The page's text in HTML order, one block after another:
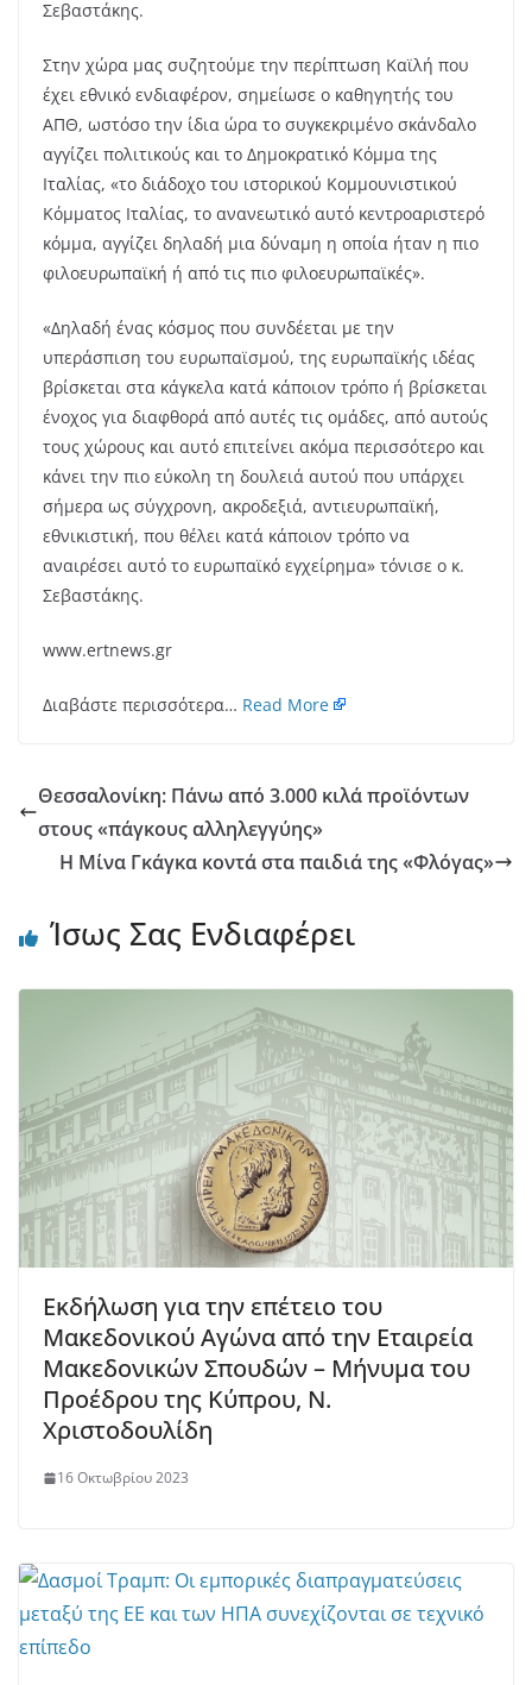
Σεβαστάκης.
Στην χώρα μας συζητούμε την περίπτωση Καϊλή που
έχει εθνικό ενδιαφέρον, σημείωσε ο καθηγητής του
ΑΠΘ, ωστόσο την ίδια ώρα το συγκεκριμένο σκάνδαλο
αγγίζει πολιτικούς και το Δημοκρατικό Κόμμα της
Ιταλίας, «το διάδοχο του ιστορικού Κομμουνιστικού
Κόμματος Ιταλίας, το ανανεωτικό αυτό κεντροαριστερό
κόμμα, αγγίζει δηλαδή μια δύναμη η οποία ήταν η πιο
φιλοευρωπαϊκή ή από τις πιο φιλοευρωπαϊκές».
«Δηλαδή ένας κόσμος που συνδέεται με την
υπεράσπιση του ευρωπαϊσμού, της ευρωπαϊκής ιδέας
βρίσκεται στα κάγκελα κατά κάποιον τρόπο ή βρίσκεται
ένοχος για διαφθορά από αυτές τις ομάδες, από αυτούς
τους χώρους και αυτό επιτείνει ακόμα περισσότερο και
κάνει την πιο εύκολη τη δουλειά αυτού που υπάρχει
σήμερα ως σύγχρονη, ακροδεξιά, αντιευρωπαϊκή,
εθνικιστική, που θέλει κατά κάποιον τρόπο να
αναιρέσει αυτό το ευρωπαϊκό εγχείρημα» τόνισε ο κ.
Σεβαστάκης.
www.ertnews.gr
Διαβάστε περισσότερα… Read More
Θεσσαλονίκη: Πάνω από 3.000 κιλά προϊόντων
στους «πάγκους αλληλεγγύης»
Η Μίνα Γκάγκα κοντά στα παιδιά της «Φλόγας»
Ίσως Σας Ενδιαφέρει
Εκδήλωση για την επέτειο του
Μακεδονικού Αγώνα από την Εταιρεία
Μακεδονικών Σπουδών – Μήνυμα του
Προέδρου της Κύπρου, Ν.
Χριστοδουλίδη
16 Οκτωβρίου 2023